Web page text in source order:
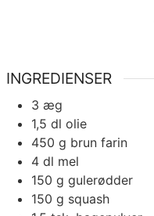
INGREDIENSER
3 æg
1,5 dl olie
450 g brun farin
4 dl mel
150 g gulerødder
150 g squash